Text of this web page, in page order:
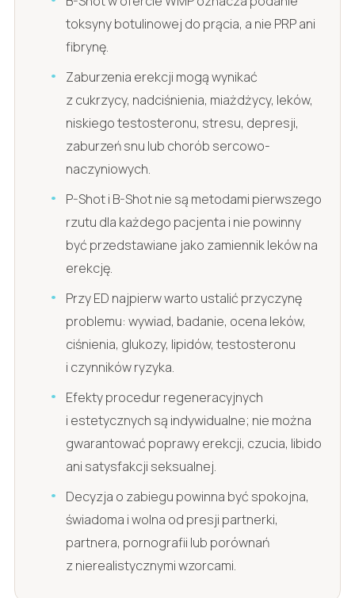
toksyny botulinowej do prącia, a nie PRP ani
fibrynę.
Zaburzenia erekcji mogą wynikać
z cukrzycy, nadciśnienia, miażdżycy, leków,
niskiego testosteronu, stresu, depresji,
zaburzeń snu lub chorób sercowo-
naczyniowych.
P-Shot i B-Shot nie są metodami pierwszego
rzutu dla każdego pacjenta i nie powinny
być przedstawiane jako zamiennik leków na
erekcję.
Przy ED najpierw warto ustalić przyczynę
problemu: wywiad, badanie, ocena leków,
ciśnienia, glukozy, lipidów, testosteronu
i czynników ryzyka.
Efekty procedur regeneracyjnych
i estetycznych są indywidualne; nie można
gwarantować poprawy erekcji, czucia, libido
ani satysfakcji seksualnej.
Decyzja o zabiegu powinna być spokojna,
świadoma i wolna od presji partnerki,
partnera, pornografii lub porównań
z nierealistycznymi wzorcami.